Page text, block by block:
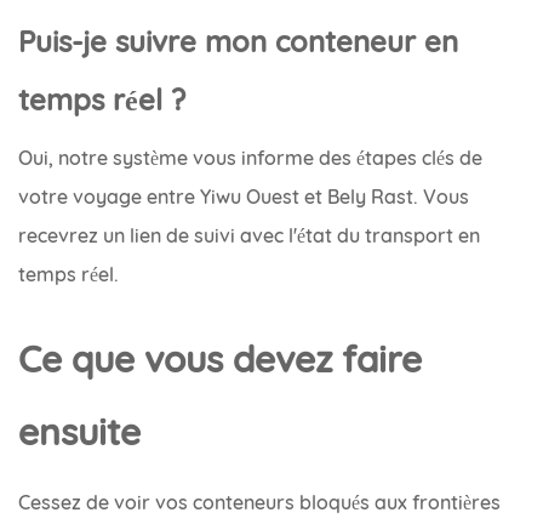
Puis-je suivre mon conteneur en
temps réel ?
Oui, notre système vous informe des étapes clés de
votre voyage entre Yiwu Ouest et Bely Rast. Vous
recevrez un lien de suivi avec l'état du transport en
temps réel.
Ce que vous devez faire
ensuite
Cessez de voir vos conteneurs bloqués aux frontières